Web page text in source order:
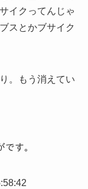
イクってんじゃ
スとかブサイク
。もう消えてい
す。